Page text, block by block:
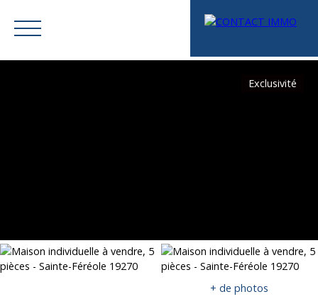
Mes favoris Espace vendeur Estimation
Exclusivité
+ de photos